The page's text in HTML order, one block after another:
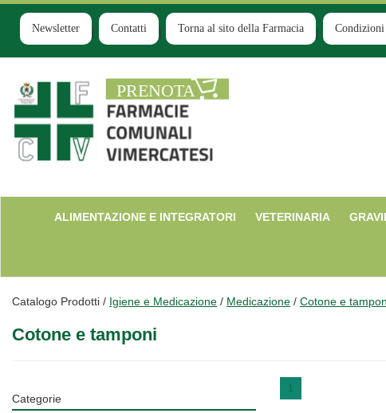
Passa
contenuto
principale
Newsletter Contatti Torna al sito della Farmacia
Farmacia
Comunale
ALIMENTAZIONE E INTEGRATORI VETERINARIA
Catalogo Prodotti / Igiene e Medicazione / Medicazione / Cotone e
Cotone e tamponi
Categorie
1